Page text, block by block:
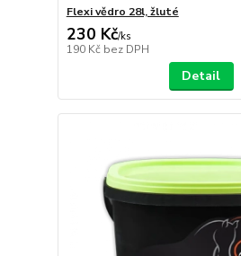
Flexi vědro 28l, žluté
230 Kč/ks
190 Kč bez DPH
Detail